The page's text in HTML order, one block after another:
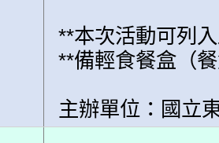
**本次活動可列
**備輕食餐盒（